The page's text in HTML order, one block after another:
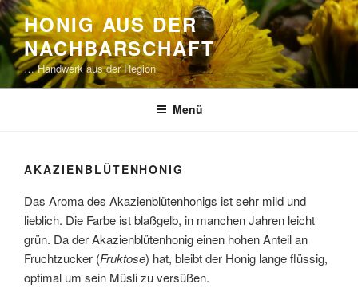
Zum
Inhalt
springen
HONIG AUS DER
NACHBARSCHAFT
… Handwerk aus der Region
Menü
AKAZIENBLÜTENHONIG
Das Aroma des Akazienblütenhonigs ist sehr mild und
lieblich. Die Farbe ist blaßgelb, in manchen Jahren leicht
grün. Da der Akazienblütenhonig einen hohen Anteil an
Fruchtzucker (Fruktose) hat, bleibt der Honig lange flüssig,
optimal um sein Müsli zu versüßen.